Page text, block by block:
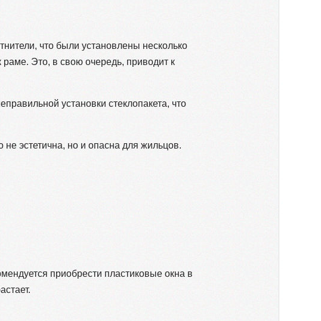
что были установлены несколько
Это, в свою очередь, приводит к
установки стеклопакета, что
не эстетична, но и опасна для жильцов.
приобрести пластиковые окна в